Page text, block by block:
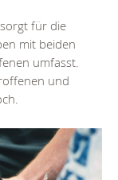
für die
mit beiden
umfasst.
und